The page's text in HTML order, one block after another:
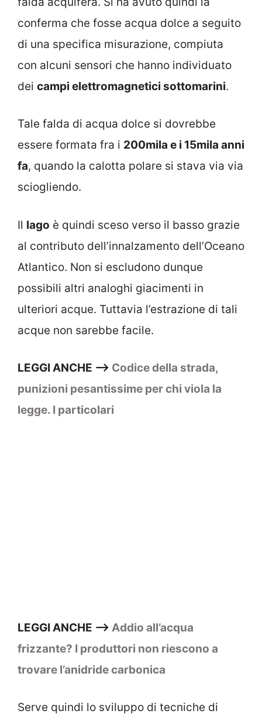
conferma che fosse acqua dolce a seguito
di una specifica misurazione, compiuta
con alcuni sensori che hanno individuato
dei campi elettromagnetici sottomarini.
Tale falda di acqua dolce si dovrebbe
essere formata fra i 200mila e i 15mila anni
fa, quando la calotta polare si stava via via
sciogliendo.
Il lago è quindi sceso verso il basso grazie
al contributo dell’innalzamento dell’Oceano
Atlantico. Non si escludono dunque
possibili altri analoghi giacimenti in
ulteriori acque. Tuttavia l’estrazione di tali
acque non sarebbe facile.
LEGGI ANCHE —> Codice della strada,
punizioni pesantissime per chi viola la
legge. I particolari
LEGGI ANCHE —> Addio all’acqua
frizzante? I produttori non riescono a
trovare l’anidride carbonica
Serve quindi lo sviluppo di tecniche di